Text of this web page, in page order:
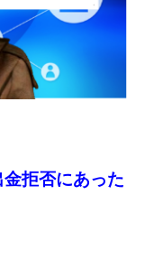
金拒否にあった